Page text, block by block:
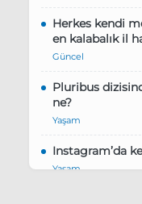
Herkes kendi
en kalabalık il
Güncel
Pluribus
ne?
Yaşam
Instagram’da
Yaşam